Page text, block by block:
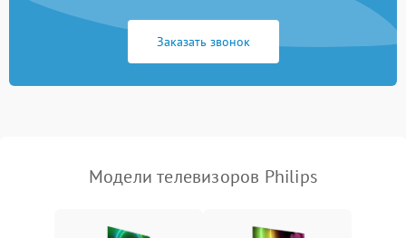
Сетевая
Заказать звонок
Модели телевизоров Philips